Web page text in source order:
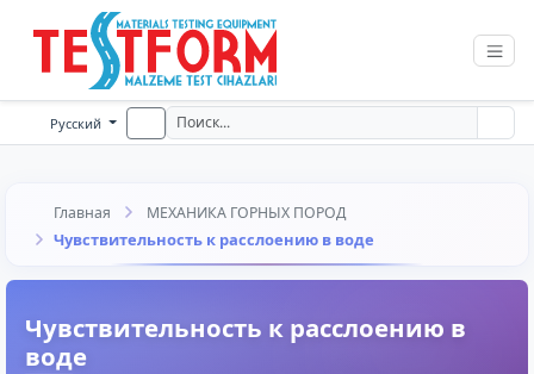
Русский
Главная МЕХАНИКА ГОРНЫХ ПОРОД
Чувствительность к расслоению в воде
Чувствительность к расслоению в
воде